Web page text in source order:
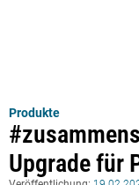
Produkte
Upgrade für